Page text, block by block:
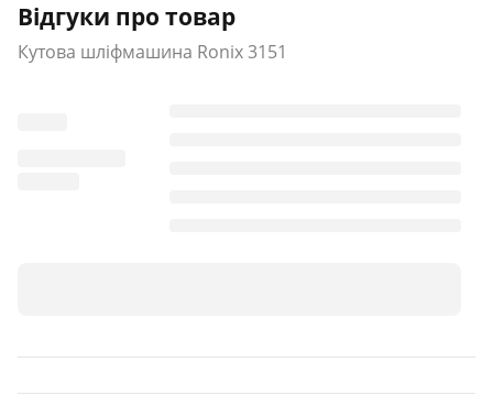
Відгуки про товар
Кутова шліфмашина Ronix 3151